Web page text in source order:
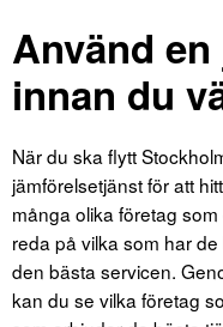
Använd
innan du
När du ska flytt
jämförelsetjänst för att
många olika företag
reda på vilka som har
den bästa servicen.
kan du se vilka företag